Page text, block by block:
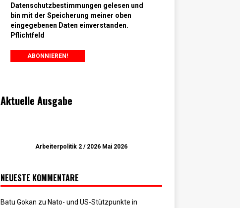
Datenschutzbestimmungen gelesen und
bin mit der Speicherung meiner oben
eingegebenen Daten einverstanden.
Pflichtfeld
Aktuelle Ausgabe
Arbeiterpolitik 2 / 2026 Mai 2026
NEUESTE KOMMENTARE
Batu Gokan zu Nato- und US-Stützpunkte in